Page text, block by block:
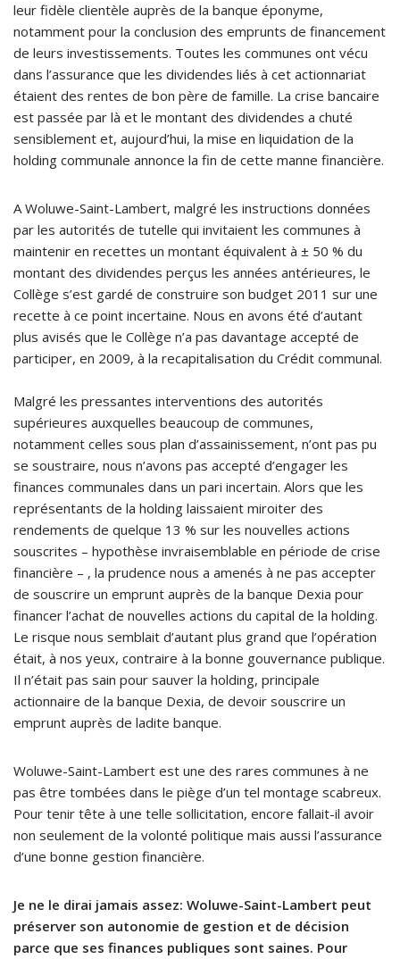
leur fidèle clientèle auprès de la banque éponyme,
notamment pour la conclusion des emprunts de financement
de leurs investissements. Toutes les communes ont vécu
dans l’assurance que les dividendes liés à cet actionnariat
étaient des rentes de bon père de famille. La crise bancaire
est passée par là et le montant des dividendes a chuté
sensiblement et, aujourd’hui, la mise en liquidation de la
holding communale annonce la fin de cette manne financière.
A Woluwe-Saint-Lambert, malgré les instructions données
par les autorités de tutelle qui invitaient les communes à
maintenir en recettes un montant équivalent à ± 50 % du
montant des dividendes perçus les années antérieures, le
Collège s’est gardé de construire son budget 2011 sur une
recette à ce point incertaine. Nous en avons été d’autant
plus avisés que le Collège n’a pas davantage accepté de
participer, en 2009, à la recapitalisation du Crédit communal.
Malgré les pressantes interventions des autorités
supérieures auxquelles beaucoup de communes,
notamment celles sous plan d’assainissement, n’ont pas pu
se soustraire, nous n’avons pas accepté d’engager les
finances communales dans un pari incertain. Alors que les
représentants de la holding laissaient miroiter des
rendements de quelque 13 % sur les nouvelles actions
souscrites – hypothèse invraisemblable en période de crise
financière – , la prudence nous a amenés à ne pas accepter
de souscrire un emprunt auprès de la banque Dexia pour
financer l’achat de nouvelles actions du capital de la holding.
Le risque nous semblait d’autant plus grand que l’opération
était, à nos yeux, contraire à la bonne gouvernance publique.
Il n’était pas sain pour sauver la holding, principale
actionnaire de la banque Dexia, de devoir souscrire un
emprunt auprès de ladite banque.
Woluwe-Saint-Lambert est une des rares communes à ne
pas être tombées dans le piège d’un tel montage scabreux.
Pour tenir tête à une telle sollicitation, encore fallait-il avoir
non seulement de la volonté politique mais aussi l’assurance
d’une bonne gestion financière.
Je ne le dirai jamais assez: Woluwe-Saint-Lambert peut
préserver son autonomie de gestion et de décision
parce que ses finances publiques sont saines. Pour